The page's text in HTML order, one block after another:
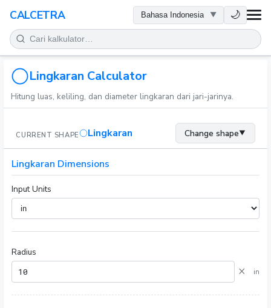
CALCETRA 🌙
MATEMATIKA
KONVERSI
SAINS
SEHARI-HARI
ALAT LAINNYA
Lingkaran Calculator
Hitung luas, keliling, dan diameter lingkaran dari jari-jarinya.
CURRENT SHAPE Lingkaran Change shape▼
Lingkaran Dimensions
Input Units
Radius
× in